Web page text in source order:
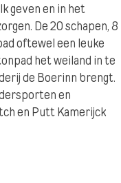
geven en in het
De 20 schapen, 8
oftewel een leuke
het weiland in te
de Boerinn brengt.
en
en Putt Kamerijck